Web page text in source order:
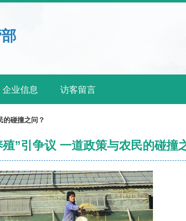
企业信息 访客留言
的碰撞之问？
”引争议 一道政策与农民的碰撞